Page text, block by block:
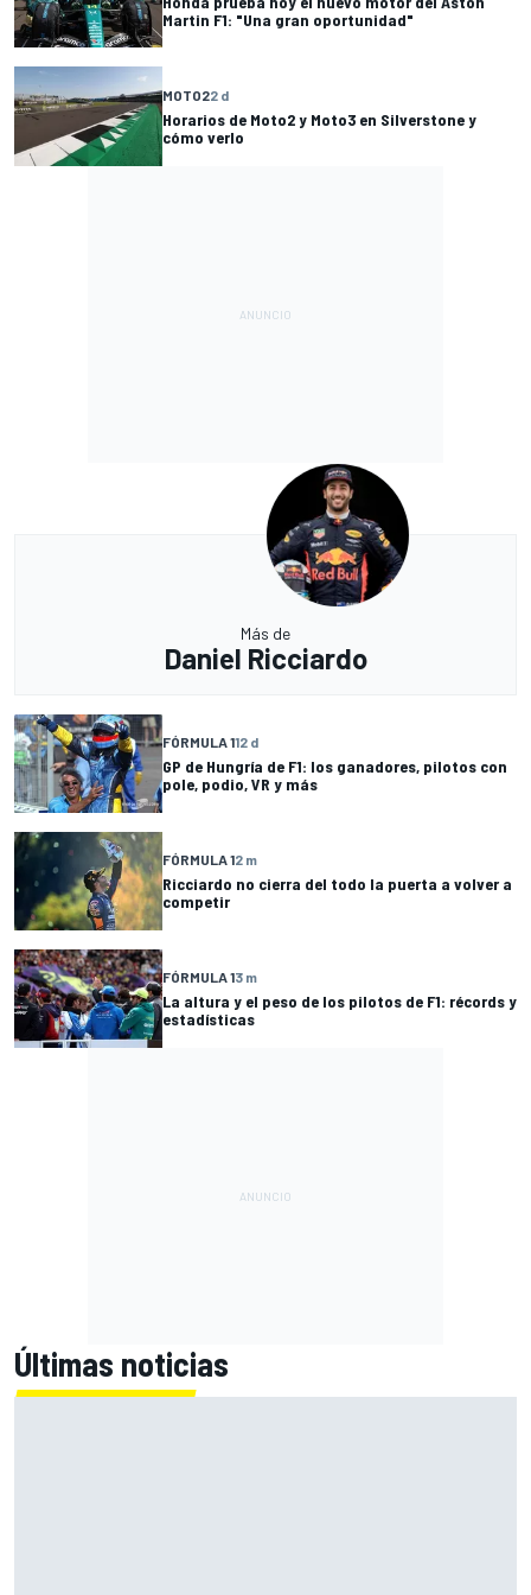
Martin F1: "Una gran oportunidad"
MOTO22 d
Horarios de Moto2 y Moto3 en Silverstone y
cómo verlo
Más de
Daniel Ricciardo
FÓRMULA 112 d
GP de Hungría de F1: los ganadores, pilotos con
pole, podio, VR y más
FÓRMULA 12 m
Ricciardo no cierra del todo la puerta a volver a
competir
FÓRMULA 13 m
La altura y el peso de los pilotos de F1: récords y
estadísticas
Últimas noticias